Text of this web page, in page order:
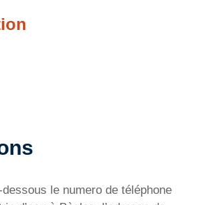
le numero de téléphone